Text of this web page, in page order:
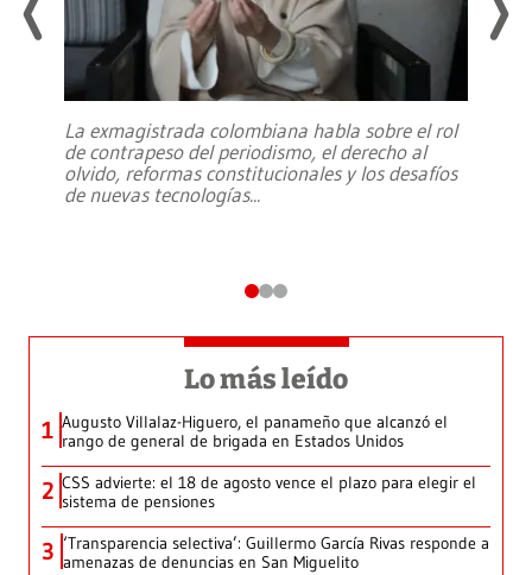
La exmagistrada colombiana habla sobre el rol
de contrapeso del periodismo, el derecho al
olvido, reformas constitucionales y los desafíos
de nuevas tecnologías...
Lo más leído
1 Augusto Villalaz-Higuero, el panameño que alcanzó el
rango de general de brigada en Estados Unidos
2 CSS advierte: el 18 de agosto vence el plazo para elegir el
sistema de pensiones
3 ‘Transparencia selectiva’: Guillermo García Rivas responde a
amenazas de denuncias en San Miguelito